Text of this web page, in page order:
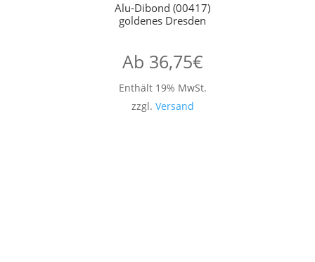
Alu-Dibond (00417)
goldenes Dresden
Ab 36,75€
Enthält 19% MwSt.
zzgl. Versand